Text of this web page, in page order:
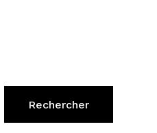
Rechercher